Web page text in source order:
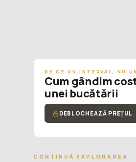
DE CE UN INTERVAL, NU
Cum gândim
unei bucătării
DEBLOCHEAZĂ PREȚUL
CONTINUĂ EXPLORAREA